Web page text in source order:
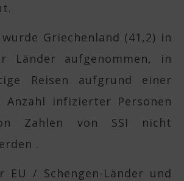
wurde Griechenland (41,2) in
Länder aufgenommen, in
Reisen aufgrund einer
Anzahl infizierter Personen
Zahlen von SSI nicht
.
EU / Schengen-Länder und